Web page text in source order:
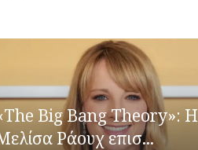
Big Bang Theory»: Η
Ράουχ επισ...